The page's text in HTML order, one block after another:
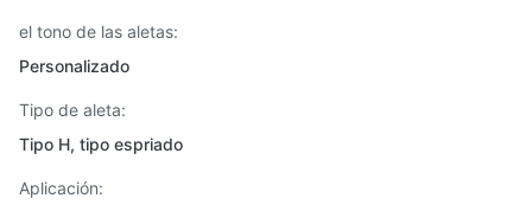
el tono de las aletas:
Personalizado
Tipo de aleta:
Tipo H, tipo espriado
Aplicación: